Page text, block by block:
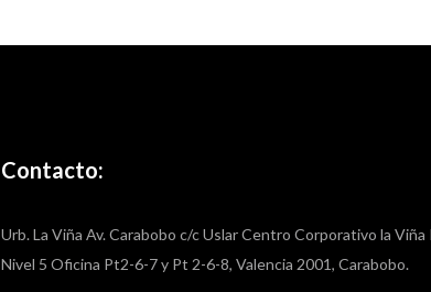
Contacto:
Urb. La Viña Av. Carabobo c/c Uslar Centro Corporativo la Viña
Nivel 5 Oficina Pt2-6-7 y Pt 2-6-8, Valencia 2001, Carabobo.